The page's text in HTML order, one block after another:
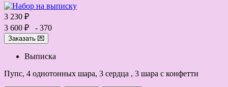
3 230 ₽
3 600 ₽ - 370
Заказать 💌
Выписка
Пупс, 4 однотонных шара, 3 сердца , 3 шара с конфетти